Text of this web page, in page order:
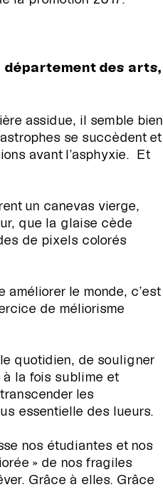
des arts,
assidue, il semble bien
se succèdent et
avant l’asphyxie. Et
un canevas vierge,
que la glaise cède
de pixels colorés
le monde, c’est
de méliorisme
quotidien, de souligner
la fois sublime et
les
essentielle des lueurs.
nos étudiantes et nos
» de nos fragiles
Grâce à elles. Grâce